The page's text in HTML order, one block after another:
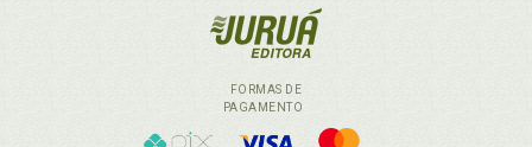
FORMAS DE
PAGAMENTO